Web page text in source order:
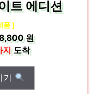
트 에디션
품 ]
원
지도착
기